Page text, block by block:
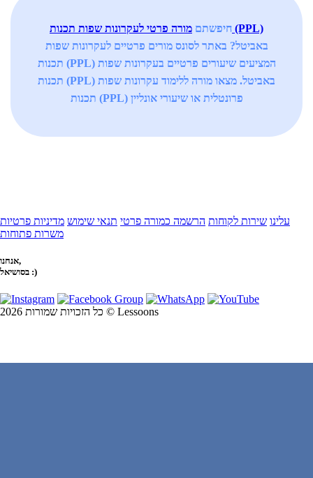
חיפשתם מורה פרטי לעקרונות שפות תכנות (PPL)
באביטל? באתר לסונס מורים פרטיים לעקרונות שפות
תכנות (PPL) המציעים שיעורים פרטיים בעקרונות שפות
תכנות (PPL) באביטל. מצאו מורה ללימוד עקרונות שפות
תכנות (PPL) פרונטלית או שיעורי אונליין
עלינו שירות לקוחות הרשמה כמורה פרטי תנאי שימוש מדיניות פרטיות
משרות פתוחות
אנחנו,
בסושיאל :)
כל הזכויות שמורות 2026 © Lessoons